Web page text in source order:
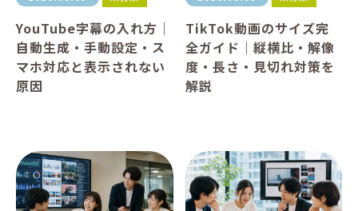
YouTube字幕の入れ方｜
自動生成・手動設定・ス
マホ対応と表示されない
原因
TikTok動画のサイズ完
全ガイド｜縦横比・解像
度・長さ・見切れ対策を
解説